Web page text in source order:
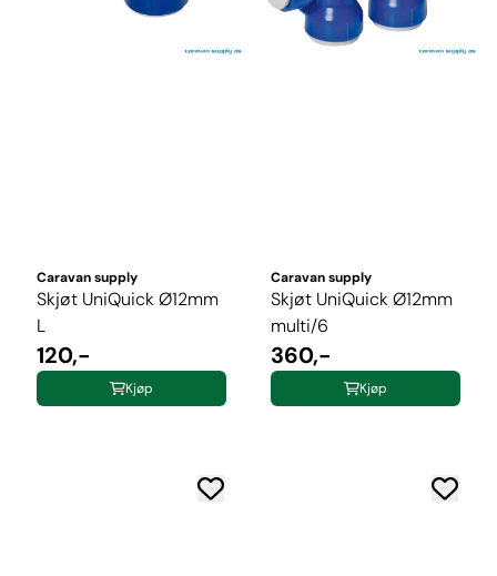
Caravan supply
Skjøt UniQuick Ø12mm
L
120,-
Kjøp
Caravan supply
Skjøt UniQuick Ø12mm
multi/6
360,-
Kjøp